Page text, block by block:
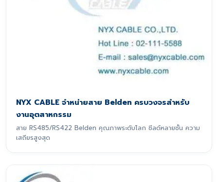
NYX CABLE จำหน่ายสาย Belden ครบวงจรสำหรับ
งานอุตสาหกรรม
สาย RS485/RS422 Belden คุณภาพระดับโลก ชีลด์หลายชั้น ความ
เสถียรสูงสุด